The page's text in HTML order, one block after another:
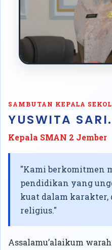
SAMBUTAN KEPALA
YUSWITA
Kepala SMAN 2 Jember
"Kami berkomitmen
pendidikan yang
kuat dalam
religius."
Assalamu’alaikum